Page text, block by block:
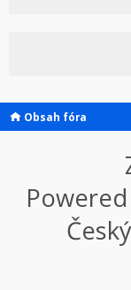
Obsah fóra